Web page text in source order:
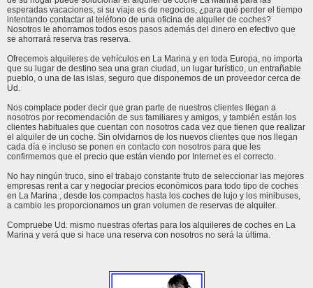
esperadas vacaciones, si su viaje es de negocios, ¿para qué perder el tiempo
intentando contactar al teléfono de una oficina de alquiler de coches?
Nosotros le ahorramos todos esos pasos además del dinero en efectivo que
se ahorrará reserva tras reserva.
Ofrecemos alquileres de vehículos en La Marina y en toda Europa, no importa
que su lugar de destino sea una gran ciudad, un lugar turístico, un entrañable
pueblo, o una de las islas, seguro que disponemos de un proveedor cerca de
Ud.
Nos complace poder decir que gran parte de nuestros clientes llegan a
nosotros por recomendación de sus familiares y amigos, y también están los
clientes habituales que cuentan con nosotros cada vez que tienen que realizar
el alquiler de un coche. Sin olvidarnos de los nuevos clientes que nos llegan
cada día e incluso se ponen en contacto con nosotros para que les
confirmemos que el precio que están viendo por Internet es el correcto.
No hay ningún truco, sino el trabajo constante fruto de seleccionar las mejores
empresas rent a car y negociar precios económicos para todo tipo de coches
en La Marina , desde los compactos hasta los coches de lujo y los minibuses,
a cambio les proporcionamos un gran volumen de reservas de alquiler.
Compruebe Ud. mismo nuestras ofertas para los alquileres de coches en La
Marina y verá que si hace una reserva con nosotros no será la última.